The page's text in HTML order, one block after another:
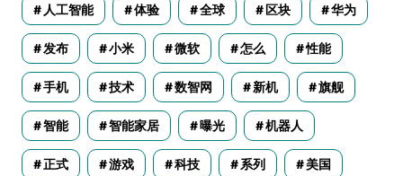
人工智能 体验 全球 区块 华为
发布 小米 微软 怎么 性能
手机 技术 数智网 新机 旗舰
智能 智能家居 曝光 机器人
正式 游戏 科技 系列 美国